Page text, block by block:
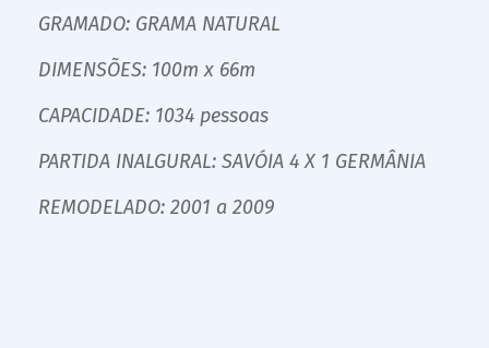
GRAMADO: GRAMA NATURAL
DIMENSÕES: 100m x 66m
CAPACIDADE: 1034 pessoas
PARTIDA INALGURAL: SAVÓIA 4 X 1 GERMÂNIA
REMODELADO: 2001 a 2009